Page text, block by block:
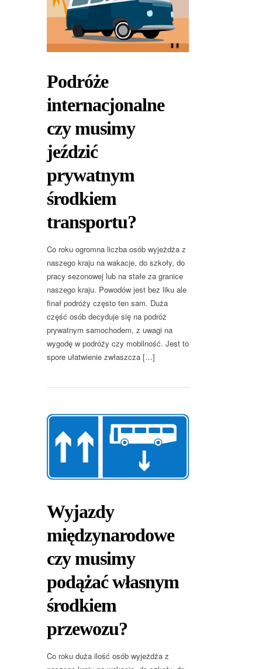
Podróże
internacjonalne
czy musimy
jeździć
prywatnym
środkiem
transportu?
Co roku ogromna liczba osób wyjeżdża z
naszego kraju na wakacje, do szkoły, do
pracy sezonowej lub na stałe za granice
naszego kraju. Powodów jest bez liku ale
finał podróży często ten sam. Duża
część osób decyduje się na podróż
prywatnym samochodem, z uwagi na
wygodę w podróży czy mobilność. Jest to
spore ułatwienie zwłaszcza […]
Wyjazdy
międzynarodowe
czy musimy
podążać własnym
środkiem
przewozu?
Co roku duża ilość osób wyjeżdża z